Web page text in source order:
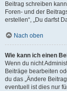
Beitrag schreiben
Foren- und der
erstellen“, „Du darfst
Nach oben
Wie kann ich einen
Wenn du nicht
Beiträge bearbeiten
du das „Ändere
eventuell ist dies nur